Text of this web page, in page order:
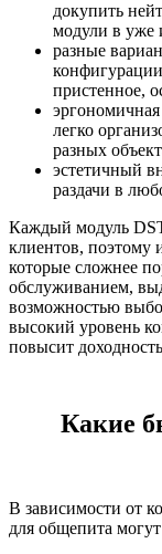
докупить
модули в уже
разные
пристенное,
легко
разных
эстетичный
раздачи в
Каждый модуль
клиентов, поэтому
которые сложнее
обслуживанием,
возможностью
высокий уровень
повысит
Какие
В зависимости от
для общепита